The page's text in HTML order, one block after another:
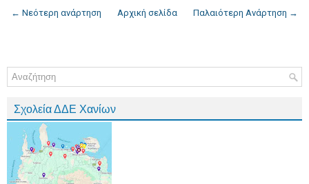
← Νεότερη ανάρτηση Παλαιότερη Ανάρτηση →
Αρχική σελίδα
Σχολεία ΔΔΕ Χανίων